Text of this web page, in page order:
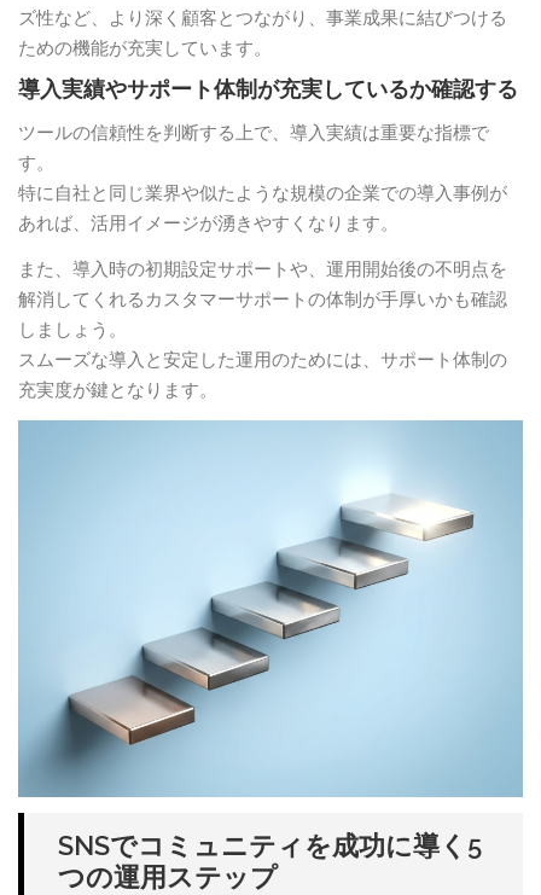
ズ性など、より深く顧客とつながり、事業成果に結びつける
ための機能が充実しています。
導入実績やサポート体制が充実しているか確認する
ツールの信頼性を判断する上で、導入実績は重要な指標で
す。
特に自社と同じ業界や似たような規模の企業での導入事例が
あれば、活用イメージが湧きやすくなります。
また、導入時の初期設定サポートや、運用開始後の不明点を
解消してくれるカスタマーサポートの体制が手厚いかも確認
しましょう。
スムーズな導入と安定した運用のためには、サポート体制の
充実度が鍵となります。
SNSでコミュニティを成功に導く5
つの運用ステップ